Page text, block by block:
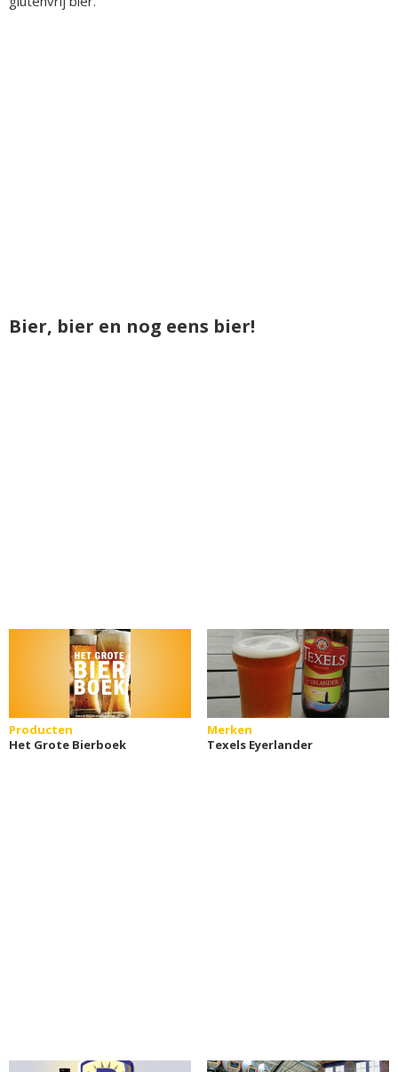
Bier, bier en nog eens bier!
Producten
Het Grote Bierboek
Merken
Texels Eyerlander